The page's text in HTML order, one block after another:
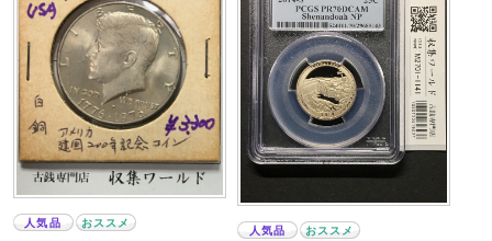
人気品 おススメ
人気品 おススメ